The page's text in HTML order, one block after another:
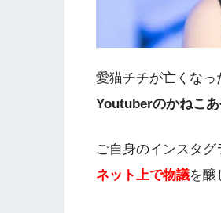
愛猫チチが亡くなっ
Youtuberのかねこ
ご自身のインスタグ
ネット上で物議を醸